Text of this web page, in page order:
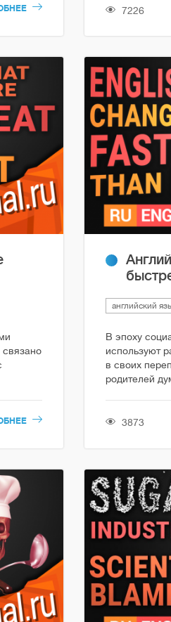
7226
связано
английский
В эпоху
используют
в своих
родителей
3873